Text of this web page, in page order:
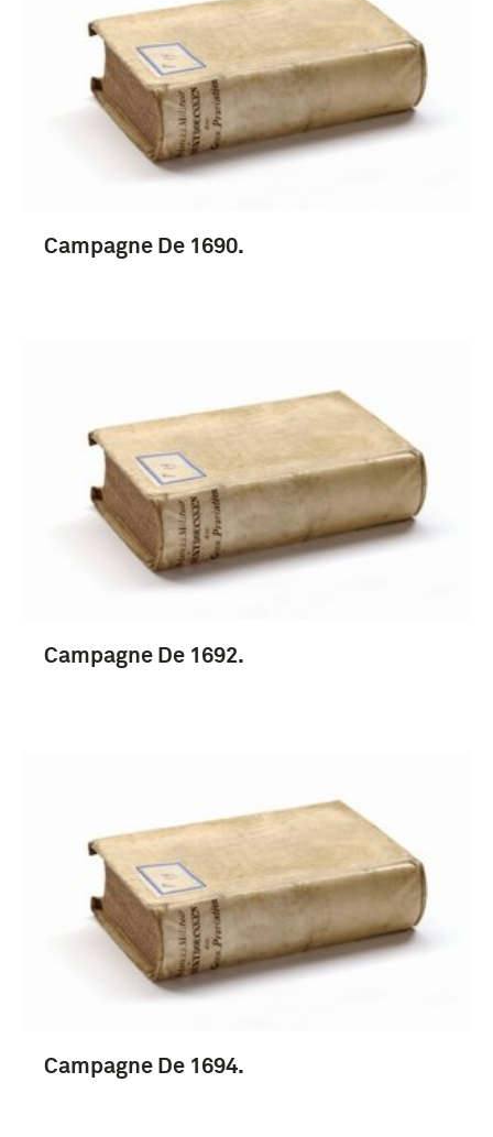
Campagne De 1690.
Campagne De 1692.
Campagne De 1694.